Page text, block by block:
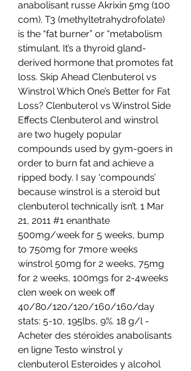
anabolisant russe Akrixin 5mg (100
com). T3 (methyltetrahydrofolate)
is the “fat burner” or “metabolism
stimulant. It’s a thyroid gland-
derived hormone that promotes fat
loss. Skip Ahead Clenbuterol vs
Winstrol Which One’s Better for Fat
Loss? Clenbuterol vs Winstrol Side
Effects Clenbuterol and winstrol
are two hugely popular
compounds used by gym-goers in
order to burn fat and achieve a
ripped body. I say ‘compounds’
because winstrol is a steroid but
clenbuterol technically isn’t. 1 Mar
21, 2011 #1 enanthate
500mg/week for 5 weeks, bump
to 750mg for 7more weeks
winstrol 50mg for 2 weeks, 75mg
for 2 weeks, 100mgs for 2-4weeks
clen week on week off
40/80/120/120/160/160/day
stats: 5-10, 195lbs, 9%. 18 g/l -
Acheter des stéroïdes anabolisants
en ligne Testo winstrol y
clenbuterol Esteroides y alcohol